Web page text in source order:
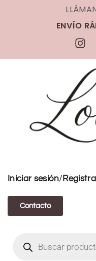
ENVÍO
Iniciar sesión/
Contacto